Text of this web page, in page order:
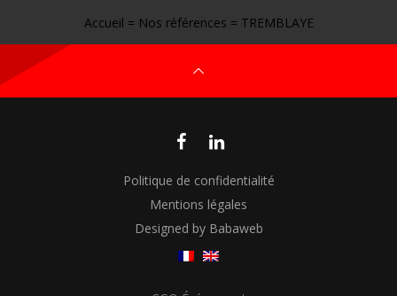
Accueil = Nos références = TREMBLAYE
Politique de confidentialité
Mentions légales
Designed by Babaweb